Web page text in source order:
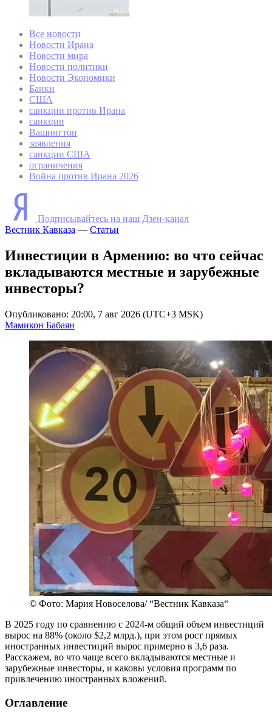
Все новости
Новости Ирана
Новости мира
Новости политики
Новости Экономики
Банки
США
санкции против Ирана
санкции
Вашингтон
заявления
санкции США
ограничения
Война против Ирана 2026
Подписывайтесь на наш Дзен-канал
Вестник Кавказа — Статьи
Инвестиции в Армению: во что сейчас
вкладываются местные и зарубежные
инвесторы?
Опубликовано: 20:00, 7 авг 2026 (UTC+3 MSK)
Мамикон Бабаян
© Фото: Мария Новоселова/ “Вестник Кавказа“
В 2025 году по сравнению с 2024-м общий объем инвестиций
вырос на 88% (около $2,2 млрд.), при этом рост прямых
иностранных инвестиций вырос примерно в 3,6 раза.
Расскажем, во что чаще всего вкладываются местные и
зарубежные инвесторы, и каковы условия программ по
привлечению иностранных вложений.
Оглавление